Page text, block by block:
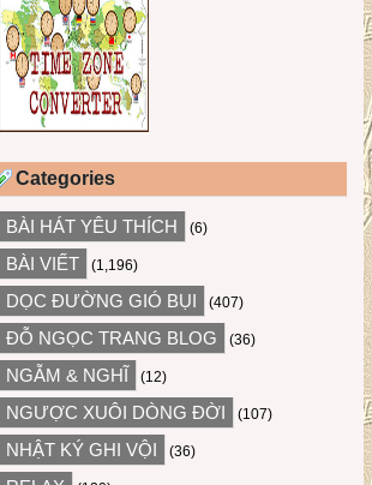
Categories
BÀI HÁT YÊU THÍCH (6)
BÀI VIẾT (1,196)
DỌC ĐƯỜNG GIÓ BỤI (407)
ĐỖ NGỌC TRANG BLOG (36)
NGẪM & NGHĨ (12)
NGƯỢC XUÔI DÒNG ĐỜI (107)
NHẬT KÝ GHI VỘI (36)